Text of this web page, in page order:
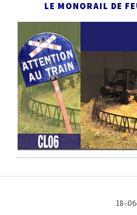
LE MONORAIL DE
18-